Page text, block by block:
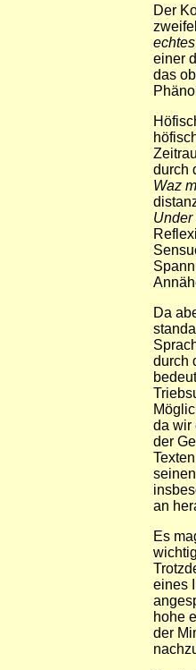
Der
echtes
einer
das
durch
Waz
Under
Da
durch
da wir
der
an
Es
eines
hohe
der